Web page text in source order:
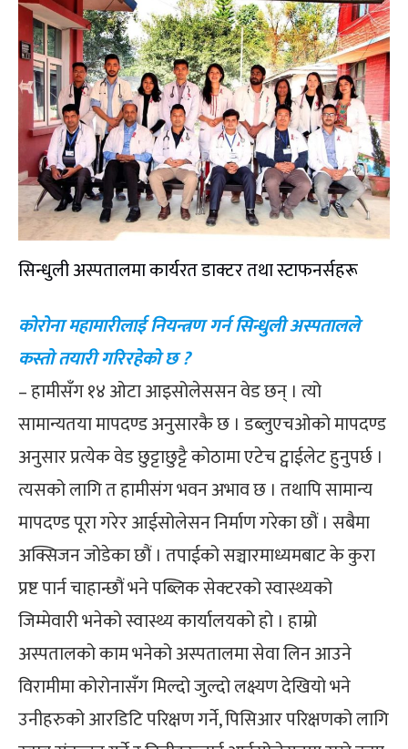
सिन्धुली अस्पतालमा कार्यरत डाक्टर तथा स्टाफनर्सहरू
कोरोना महामारीलाई नियन्त्रण गर्न सिन्धुली अस्पतालले
कस्तो तयारी गरिरहेको छ ?
– हामीसँग १४ ओटा आइसोलेससन वेड छन् । त्यो
सामान्यतया मापदण्ड अनुसारकै छ । डब्लुएचओको मापदण्ड
अनुसार प्रत्येक वेड छुट्टाछुट्टै कोठामा एटेच ट्वाईलेट हुनुपर्छ ।
त्यसको लागि त हामीसंग भवन अभाव छ । तथापि सामान्य
मापदण्ड पूरा गरेर आईसोलेसन निर्माण गरेका छौं । सबैमा
अक्सिजन जोडेका छौं । तपाईको सञ्चारमाध्यमबाट के कुरा
प्रष्ट पार्न चाहान्छौं भने पब्लिक सेक्टरको स्वास्थ्यको
जिम्मेवारी भनेको स्वास्थ्य कार्यालयको हो । हाम्रो
अस्पतालको काम भनेको अस्पतालमा सेवा लिन आउने
विरामीमा कोरोनासँग मिल्दो जुल्दो लक्ष्यण देखियो भने
उनीहरुको आरडिटि परिक्षण गर्ने, पिसिआर परिक्षणको लागि